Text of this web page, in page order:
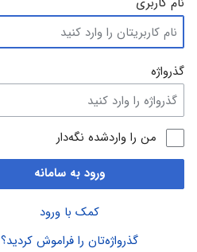
ناوبری
جستجو
گذرواژه
من را واردشده نگه‌دار
ورود به سامانه
کمک با ورود
گذرواژه‌تان را فراموش کردید؟